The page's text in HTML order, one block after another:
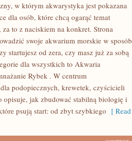
w którym akwarystyka jest pokazana
dla osób, które chcą ogarąć temat
to z naciskiem na konkret. Strona
swoje akwarium morskie w sposób
startujesz od zera, czy masz już za sobą
dla wszystkich to Akwaria
Rybek . W centrum
podopiecznych, krewetek, czyścicieli
jak zbudować stabilną biologię i
psują start: od zbyt szybkiego [ Read